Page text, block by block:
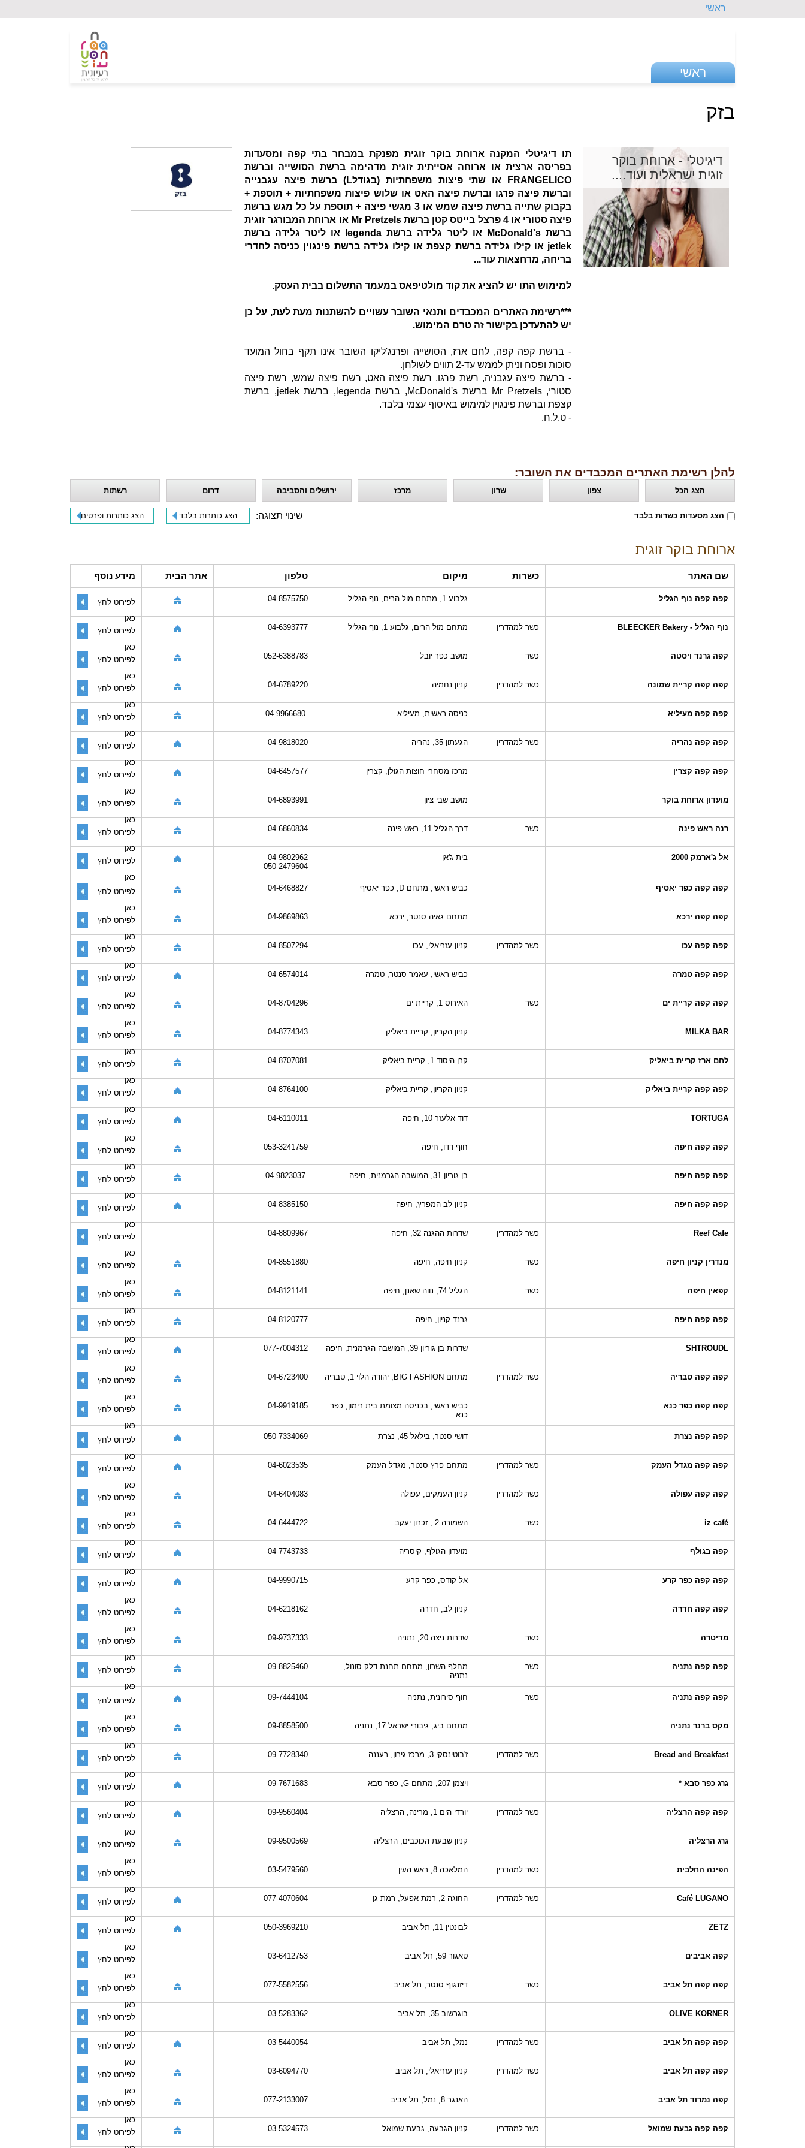
ראשי
ראשי
בזק
דיגיטלי - ארוחת בוקר
זוגית ישראלית ועוד....
תו דיגיטלי המקנה ארוחת בוקר זוגית מפנקת במבחר בתי קפה ומסעדות
בפריסה ארצית או ארוחה אסייתית זוגית מדהימה ברשת הסושייה וברשת
FRANGELICO או שתי פיצות משפחתיות (בגודלL) ברשת פיצה עגבנייה
וברשת פיצה פרגו וברשת פיצה האט או שלוש פיצות משפחתיות + תוספת +
בקבוק שתייה ברשת פיצה שמש או 3 מגשי פיצה + תוספת על כל מגש ברשת
פיצה סטורי או 4 פרצל בייטס קטן ברשת Mr Pretzels או ארוחת המבורגר זוגית
ברשת McDonald's או ליטר גלידה ברשת legenda או ליטר גלידה ברשת
jetlek או קילו גלידה ברשת קצפת או קילו גלידה ברשת פינגוין כניסה לחדרי
בריחה, מרחצאות עוד...
למימוש התו יש להציג את קוד מולטיפאס במעמד התשלום בבית העסק.
***רשימת האתרים המכבדים ותנאי השובר עשויים להשתנות מעת לעת, על כן
יש להתעדכן בקישור זה טרם המימוש.
- ברשת קפה קפה, לחם ארז, הסושייה ופרנג'ליקו השובר אינו תקף בחול המועד
סוכות ופסח וניתן לממש עד-2 תווים לשולחן.
- ברשת פיצה עגבניה, רשת פרגו, רשת פיצה האט, רשת פיצה שמש, רשת פיצה
סטורי, Mr Pretzels ברשת McDonald's, ברשת legenda, ברשת jetlek, ברשת
קצפת וברשת פינגוין למימוש באיסוף עצמי בלבד.
- ט.ל.ח.
להלן רשימת האתרים המכבדים את השובר:
הצג הכל צפון שרון מרכז ירושלים והסביבה דרום רשתות
הצג מסעדות כשרות בלבד שינוי תצוגה: הצג כותרות בלבד הצג כותרות ופרטים
ארוחת בוקר זוגית
שם האתר כשרות מיקום טלפון אתר הבית מידע נוסף
קפה קפה נוף הגליל גלבוע 1, מתחם מול הרים, נוף הגליל 04-8575750
לפירוט לחץ
כאן
נוף הגליל - BLEECKER Bakery
כשר למהדרין מתחם מול הרים, גלבוע 1, נוף הגליל 04-6393777
לפירוט לחץ
כאן
קפה גרנד ויסטה
כשר מושב כפר יובל 052-6388783
לפירוט לחץ
כאן
קפה קפה קריית שמונה
כשר למהדרין קניון נחמיה 04-6789220
לפירוט לחץ
כאן
קפה קפה מעיליא
כניסה ראשית, מעיליא
לפירוט לחץ
כאן
קפה קפה נהריה
כשר למהדרין הגעתון 35, נהריה 04-9818020
לפירוט לחץ
כאן
קפה קפה קצרין
מרכז מסחרי חוצות הגולן, קצרין 04-6457577
לפירוט לחץ
כאן
מועדון ארוחת בוקר
מושב שבי ציון 04-6893991
לפירוט לחץ
כאן
רנה ראש פינה
כשר דרך הגליל 11, ראש פינה 04-6860834
לפירוט לחץ
כאן
אל ג'ארמק 2000
בית ג'אן
04-9802962
050-2479604
לפירוט לחץ
כאן
קפה קפה כפר יאסיף
כביש ראשי, מתחם D, כפר יאסיף 04-6468827
לפירוט לחץ
כאן
קפה קפה ירכא
מתחם גאיה סנטר, ירכא 04-9869863
לפירוט לחץ
כאן
קפה קפה עכו
כשר למהדרין קניון עזריאלי, עכו 04-8507294
לפירוט לחץ
כאן
קפה קפה טמרה
כביש ראשי, עאמר סנטר, טמרה 04-6574014
לפירוט לחץ
כאן
קפה קפה קריית ים
כשר האירוס 1, קריית ים 04-8704296
לפירוט לחץ
כאן
MILKA BAR
קניון הקריון, קריית ביאליק 04-8774343
לפירוט לחץ
כאן
לחם ארז קריית ביאליק
קרן היסוד 1, קריית ביאליק 04-8707081
לפירוט לחץ
כאן
קפה קפה קריית ביאליק
קניון הקריון, קריית ביאליק 04-8764100
לפירוט לחץ
כאן
TORTUGA
דוד אלעזר 10, חיפה 04-6110011
לפירוט לחץ
כאן
קפה קפה חיפה
חוף דדו, חיפה 053-3241759
לפירוט לחץ
כאן
קפה קפה חיפה
בן גוריון 31, המושבה הגרמנית, חיפה
לפירוט לחץ
כאן
קפה קפה חיפה
קניון לב המפרץ, חיפה 04-8385150
לפירוט לחץ
כאן
Reef Cafe
כשר למהדרין שדרות ההגנה 32, חיפה 04-8809967
לפירוט לחץ
כאן
מנדרין קניון חיפה
כשר קניון חיפה, חיפה 04-8551880
לפירוט לחץ
כאן
קפאין חיפה
כשר הגליל 74, נווה שאנן, חיפה 04-8121141
לפירוט לחץ
כאן
קפה קפה חיפה
גרנד קניון, חיפה 04-8120777
לפירוט לחץ
כאן
SHTROUDL
שדרות בן גוריון 39, המושבה הגרמנית, חיפה 077-7004312
לפירוט לחץ
כאן
קפה קפה טבריה
כשר למהדרין מתחם BIG FASHION, יהודה הלוי 1, טבריה 04-6723400
לפירוט לחץ
כאן
קפה קפה כפר כנא
כביש ראשי, בכניסה מצומת בית רימון, כפר
כנא
04-9919185
לפירוט לחץ
כאן
קפה קפה נצרת
דושי סנטר, בילאל 45, נצרת 050-7334069
לפירוט לחץ
כאן
קפה קפה מגדל העמק
כשר למהדרין מתחם פרץ סנטר, מגדל העמק 04-6023535
לפירוט לחץ
כאן
קפה קפה עפולה
כשר למהדרין קניון העמקים, עפולה 04-6404083
לפירוט לחץ
כאן
iz café
כשר השמורה 2 , זכרון יעקב 04-6444722
לפירוט לחץ
כאן
קפה בגולף
מועדון הגולף, קיסריה 04-7743733
לפירוט לחץ
כאן
קפה קפה כפר קרע
אל קודס, כפר קרע 04-9990715
לפירוט לחץ
כאן
קפה קפה חדרה
קניון לב, חדרה 04-6218162
לפירוט לחץ
כאן
מדיטרה
כשר שדרות ניצה 20, נתניה 09-9737333
לפירוט לחץ
כאן
קפה קפה נתניה
כשר
מחלף השרון, מתחם תחנת דלק סונול,
נתניה
09-8825460
לפירוט לחץ
כאן
קפה קפה נתניה
כשר חוף סירונית, נתניה 09-7444104
לפירוט לחץ
כאן
מקס ברנר נתניה
מתחם ביג, גיבורי ישראל 17, נתניה 09-8858500
לפירוט לחץ
כאן
Bread and Breakfast
כשר למהדרין ז'בוטינסקי 3, מרכז גירון, רעננה 09-7728340
לפירוט לחץ
כאן
גרג כפר סבא *
ויצמן 207, מתחם G, כפר סבא 09-7671683
לפירוט לחץ
כאן
קפה קפה הרצליה
כשר למהדרין יורדי הים 1, מרינה, הרצליה 09-9560404
לפירוט לחץ
כאן
גרג הרצליה
קניון שבעת הכוכבים, הרצליה 09-9500569
לפירוט לחץ
כאן
הפינה החלבית
כשר למהדרין המלאכה 8, ראש העין 03-5479560
לפירוט לחץ
כאן
Café LUGANO
כשר למהדרין החוגה 2, רמת אפעל, רמת גן 077-4070604
לפירוט לחץ
כאן
ZETZ
לבונטין 11, תל אביב 050-3969210
לפירוט לחץ
כאן
קפה אביבים
טאגור 59, תל אביב 03-6412753
לפירוט לחץ
כאן
קפה קפה תל אביב
כשר דיזנגוף סנטר, תל אביב 077-5582556
לפירוט לחץ
כאן
OLIVE KORNER
בוגרשוב 35, תל אביב 03-5283362
לפירוט לחץ
כאן
קפה קפה תל אביב
כשר למהדרין נמל, תל אביב 03-5440054
לפירוט לחץ
כאן
קפה קפה תל אביב
כשר למהדרין קניון עזריאלי, תל אביב 03-6094770
לפירוט לחץ
כאן
קפה נמרוד תל אביב
האנגר 8, נמל, תל אביב 077-2133007
לפירוט לחץ
כאן
קפה קפה גבעת שמואל
כשר למהדרין קניון הגבעה, גבעת שמואל 03-5324573
לפירוט לחץ